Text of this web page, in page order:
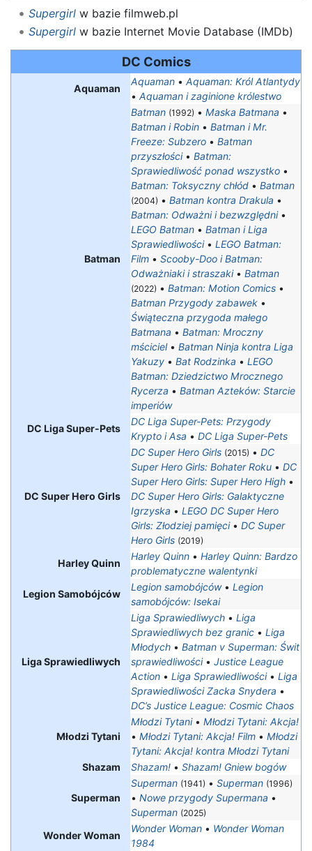
Supergirlw bazie filmweb.pl
Supergirlw bazie Internet Movie Database (IMDb)
DC Comics
Aquaman
Aquaman • Aquaman: Król Atlantydy
• Aquaman i zaginione królestwo
Batman
Batman (1992) • Maska Batmana •
Batman i Robin • Batman i Mr.
Freeze: Subzero • Batman
przyszłości• Batman:
Sprawiedliwość ponad wszystko •
Batman: Toksyczny chłód • Batman
(2004) • Batman kontra Drakula •
Batman: Odważni i bezwzględni•
LEGO Batman • Batman i Liga
Sprawiedliwości• LEGO Batman:
Film • Scooby-Doo i Batman:
Odważniaki i straszaki• Batman
(2022) • Batman: Motion Comics •
Batman Przygody zabawek •
Świąteczna przygoda małego
Batmana • Batman: Mroczny
mściciel• Batman Ninja kontra Liga
Yakuzy • Bat Rodzinka • LEGO
Batman: Dziedzictwo Mrocznego
Rycerza • Batman Azteków: Starcie
imperiów
DC Liga Super-Pets
DC Liga Super-Pets: Przygody
Krypto i Asa • DC Liga Super-Pets
DC Super Hero Girls
DC Super Hero Girls (2015) • DC
Super Hero Girls: Bohater Roku • DC
Super Hero Girls: Super Hero High •
DC Super Hero Girls: Galaktyczne
Igrzyska • LEGO DC Super Hero
Girls: Złodziej pamięci• DC Super
Hero Girls (2019)
Harley Quinn
Harley Quinn • Harley Quinn: Bardzo
problematyczne walentynki
Legion Samobójców
Legion samobójców• Legion
samobójców: Isekai
Liga Sprawiedliwych
Liga Sprawiedliwych • Liga
Sprawiedliwych bez granic • Liga
Młodych • Batman v Superman: Świt
sprawiedliwości• Justice League
Action • Liga Sprawiedliwości• Liga
Sprawiedliwości Zacka Snydera •
DC’s Justice League: Cosmic Chaos
Młodzi Tytani
Młodzi Tytani• Młodzi Tytani: Akcja!
• Młodzi Tytani: Akcja! Film • Młodzi
Tytani: Akcja! kontra Młodzi Tytani
Shazam
Shazam! • Shazam! Gniew bogów
Superman
Superman (1941) • Superman (1996)
• Nowe przygody Supermana •
Superman (2025)
Wonder Woman
Wonder Woman • Wonder Woman
1984